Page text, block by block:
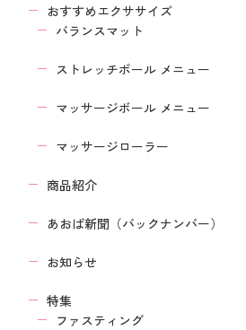
おすすめエクササイズ
バランスマット
ストレッチポール メニュー
マッサージボール メニュー
マッサージローラー
商品紹介
あおば新聞（バックナンバー）
お知らせ
特集
ファスティング